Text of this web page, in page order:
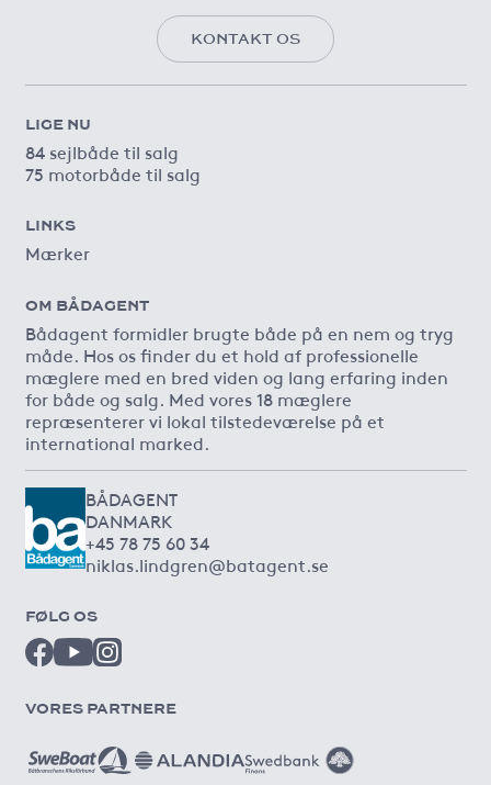
KONTAKT OS
LIGE NU
84 sejlbåde til salg
75 motorbåde til salg
LINKS
Mærker
OM BÅDAGENT
Bådagent formidler brugte både på en nem og tryg
måde. Hos os finder du et hold af professionelle
mæglere med en bred viden og lang erfaring inden
for både og salg. Med vores 18 mæglere
repræsenterer vi lokal tilstedeværelse på et
international marked.
BÅDAGENT
DANMARK
+45 78 75 60 34
niklas.lindgren@batagent.se
FØLG OS
VORES PARTNERE